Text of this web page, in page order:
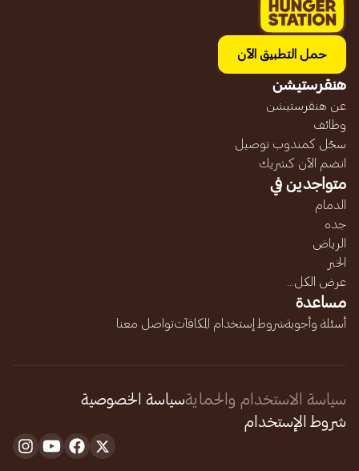
حمل التطبيق الآن
هنقرستيشن
عن هنقرستيشن
وظائف
سجّل كمندوب توصيل
انضم الآن كشريك
متواجدين في
الدمام
جده
الرياض
الخبر
عرض الكل...
مساعدة
أسئلة وأجوبةشروط إستخدام المكافآتتواصل معنا
سياسة الاستخدام والحمايةسياسة الخصوصية
شروط الإستخدام